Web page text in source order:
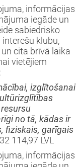
informācijas
iegāde un
sabiedrisko
klubu,
cita brīvā laika
vietējiem
izglītošanai
no tā, kādas ir
fiziskais, garīgais
114,97 LVL
informācijas